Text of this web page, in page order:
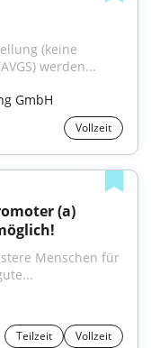
(keine
werden...
GmbH
Vollzeit
(a)
Menschen für
Teilzeit Vollzeit